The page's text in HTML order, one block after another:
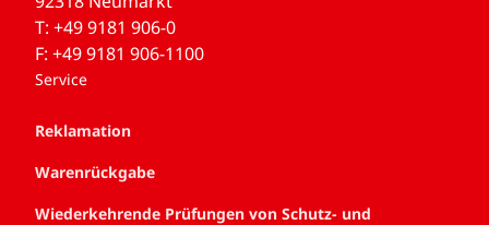
T: +49 9181 906-0
F: +49 9181 906-1100
Service
Reklamation
Warenrückgabe
Wiederkehrende Prüfungen von Schutz- und